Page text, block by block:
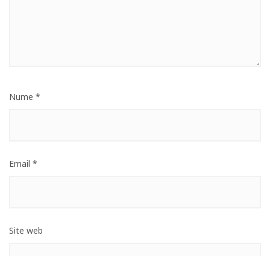
Nume *
Email *
Site web